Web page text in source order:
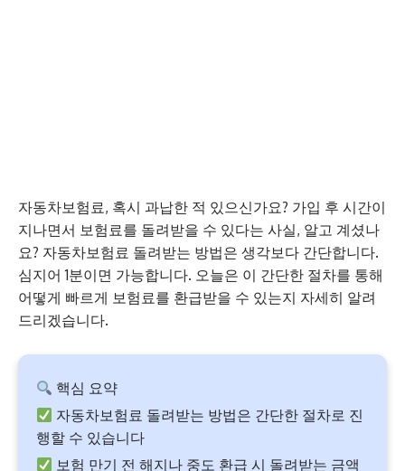
자동차보험료, 혹시 과납한 적 있으신가요? 가입 후 시간이
지나면서 보험료를 돌려받을 수 있다는 사실, 알고 계셨나
요? 자동차보험료 돌려받는 방법은 생각보다 간단합니다.
심지어 1분이면 가능합니다. 오늘은 이 간단한 절차를 통해
어떻게 빠르게 보험료를 환급받을 수 있는지 자세히 알려
드리겠습니다.
핵심 요약
자동차보험료 돌려받는 방법은 간단한 절차로 진
행할 수 있습니다
보험 만기 전 해지나 중도 환급 시 돌려받는 금액